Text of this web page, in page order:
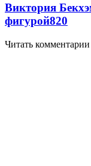
Виктория
фигурой820
Читать комментарии